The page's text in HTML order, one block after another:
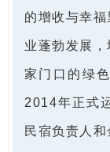
的增收与幸
业蓬勃发展
家门口的绿
2014年正式
民宿负责人